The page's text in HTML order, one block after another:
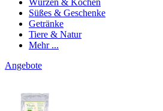
Würzen & Kochen
Süßes & Geschenke
Getränke
Tiere & Natur
Mehr ...
Angebote